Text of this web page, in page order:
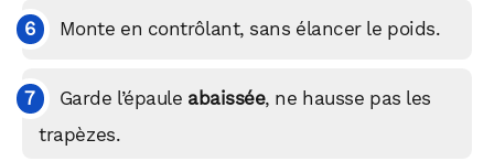
Monte en contrôlant, sans élancer le poids.
Garde l’épaule abaissée, ne hausse pas les
trapèzes.